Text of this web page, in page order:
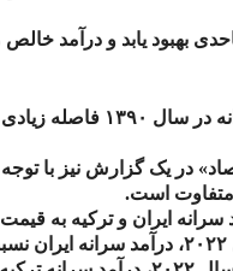
بهبود یابد و درآمد
در سال ۱۳۹۰ فاصله
در یک گزارش نیز با
متفاوت است.
سرانه ایران و ترکیه به
۲۰۲۲، درآمد سرانه ایران